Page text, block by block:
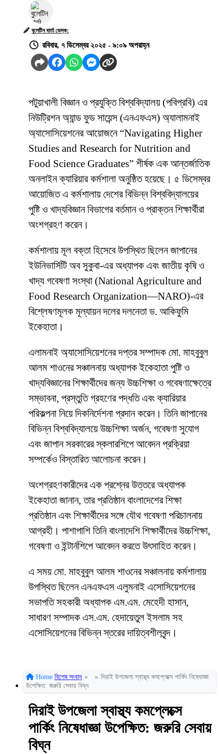
বুলেটিন বার্তা ডেস্ক:
রবিবার, ৭ ডিসেম্বর ২০২৫ - ৯:০৯ অপরাহ্ন
পটুয়াখালী বিজ্ঞান ও প্রযুক্তি বিশ্ববিদ্যালয় (পবিপ্রবি) এর
নিউট্রিশন অ্যান্ড ফুড সায়েন্স (এনএফএস) অ্যালামনাই
অ্যাসোসিয়েশনের আয়োজনে “Navigating Higher
Studies and Research for Nutrition and
Food Science Graduates” শীর্ষক এক আন্তর্জাতিক
অনলাইন ক্যারিয়ার কর্মশালা অনুষ্ঠিত হয়েছে। ৫ ডিসেম্বর
আয়োজিত এ কর্মশালায় দেশের বিভিন্ন বিশ্ববিদ্যালয়ের
পুষ্টি ও খাদ্যবিজ্ঞান বিভাগের বর্তমান ও প্রাক্তন শিক্ষার্থীরা
অংশগ্রহণ করেন।
কর্মশালায় মূল বক্তা হিসেবে উপস্থিত ছিলেন জাপানের
ইউনিভার্সিটি অব সুকুবা-এর অধ্যাপক এবং জাতীয় কৃষি ও
খাদ্য গবেষণা সংস্থা (National Agriculture and
Food Research Organization—NARO)-এর
বিশ্লেষণমূলক মূল্যায়ন দলের দলনেতা ড. আকিফুমি
ইকেহাতা।
এলামনাই অ্যাসোসিয়েশনের দপ্তর সম্পাদক মো. মাহবুবুল
আলম শাওনের সঞ্চালনায় অধ্যাপক ইকেহাতা পুষ্টি ও
খাদ্যবিজ্ঞানের শিক্ষার্থীদের জন্য উচ্চশিক্ষা ও গবেষণাক্ষেত্রে
সম্ভাবনা, প্রস্তুতি গ্রহণের পদ্ধতি এবং ক্যারিয়ার
পরিকল্পনা নিয়ে দিকনির্দেশনা প্রদান করেন। তিনি জাপানের
বিভিন্ন বিশ্ববিদ্যালয়ে উচ্চশিক্ষা অর্জন, গবেষণা সুযোগ
এবং জাপান সরকারের স্কলারশিপে আবেদন প্রক্রিয়া
সম্পর্কেও বিস্তারিত আলোচনা করেন।
অংশগ্রহণকারীদের এক প্রশ্নের উত্তরে অধ্যাপক
ইকেহাতা জানান, তার প্রতিষ্ঠান বাংলাদেশের শিক্ষা
প্রতিষ্ঠান এবং শিক্ষার্থীদের সঙ্গে যৌথ গবেষণা পরিচালনায়
আগ্রহী। পাশাপাশি তিনি বাংলাদেশি শিক্ষার্থীদের উচ্চশিক্ষা,
গবেষণা ও ইন্টার্নশিপে আবেদন করতে উৎসাহিত করেন।
এ সময় মো. মাহবুবুল আলম শাওনের সঞ্চালনায় কর্মশালায়
উপস্থিত ছিলেন এনএফএস এলুমনাই এসোসিয়েশনের
সভাপতি সহকারী অধ্যাপক এম.এম. মেহেদী হাসান,
সাধারণ সম্পাদক এস.এম. হেদায়েতুল ইসলাম সহ
এসোসিয়েশনের বিভিন্ন স্তরের দায়িত্বশীলবৃন্দ।
Home বিশেষ সংবাদ » » দিরাই উপজেলা স্বাস্থ্য কমপ্লেক্সে পার্কিং নিষেধাজ্ঞা
উপেক্ষিত: জরুরি সেবায় বিঘ্ন
দিরাই উপজেলা স্বাস্থ্য কমপ্লেক্সে
পার্কিং নিষেধাজ্ঞা উপেক্ষিত: জরুরি সেবায়
বিঘ্ন